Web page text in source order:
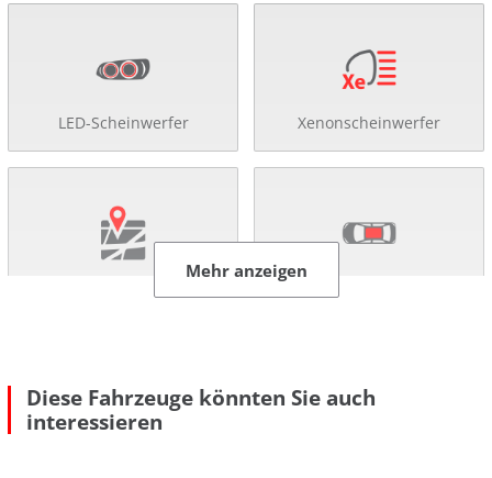
LED-Scheinwerfer Xenonscheinwerfer
Schiebe-/ Panoramadach
Mehr anzeigen
Diese Fahrzeuge könnten Sie auch
interessieren